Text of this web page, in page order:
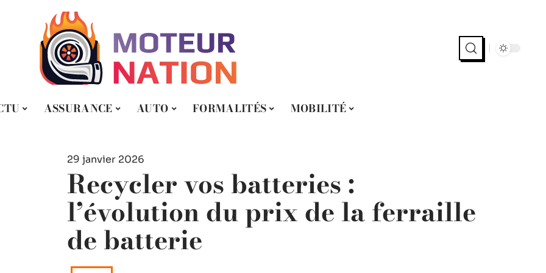
ASSURANCE AUTO FORMALITÉS MOBILITÉ
29 janvier 2026
Recycler vos batteries :
l’évolution du prix de la ferraille
de batterie